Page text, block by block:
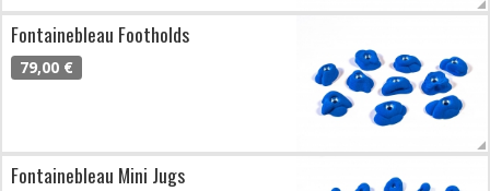
Fontainebleau Footholds
79,00 €
Fontainebleau Mini Jugs